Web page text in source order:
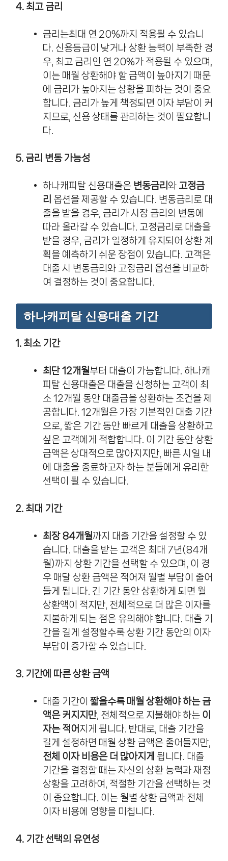
4. 최고 금리
금리는최대 연 20%까지 적용될 수 있습니
다. 신용등급이 낮거나 상환 능력이 부족한 경
우, 최고 금리인 연 20%가 적용될 수 있으며,
이는 매월 상환해야 할 금액이 높아지기 때문
에 금리가 높아지는 상황을 피하는 것이 중요
합니다. 금리가 높게 책정되면 이자 부담이 커
지므로, 신용 상태를 관리하는 것이 필요합니
다.
5. 금리 변동 가능성
하나캐피탈 신용대출은 변동금리 와 고정금
리 옵션을 제공할 수 있습니다. 변동금리로 대
출을 받을 경우, 금리가 시장 금리의 변동에
따라 올라갈 수 있습니다. 고정금리로 대출을
받을 경우, 금리가 일정하게 유지되어 상환 계
획을 예측하기 쉬운 장점이 있습니다. 고객은
대출 시 변동금리와 고정금리 옵션을 비교하
여 결정하는 것이 중요합니다.
하나캐피탈 신용대출 기간
1. 최소 기간
최단 12개월부터 대출이 가능합니다. 하나캐
피탈 신용대출은 대출을 신청하는 고객이 최
소 12개월 동안 대출금을 상환하는 조건을 제
공합니다. 12개월은 가장 기본적인 대출 기간
으로, 짧은 기간 동안 빠르게 대출을 상환하고
싶은 고객에게 적합합니다. 이 기간 동안 상환
금액은 상대적으로 많아지지만, 빠른 시일 내
에 대출을 종료하고자 하는 분들에게 유리한
선택이 될 수 있습니다.
2. 최대 기간
최장 84개월까지 대출 기간을 설정할 수 있
습니다. 대출을 받는 고객은 최대 7년(84개
월)까지 상환 기간을 선택할 수 있으며, 이 경
우 매달 상환 금액은 적어져 월별 부담이 줄어
들게 됩니다. 긴 기간 동안 상환하게 되면 월
상환액이 적지만, 전체적으로 더 많은 이자를
지불하게 되는 점은 유의해야 합니다. 대출 기
간을 길게 설정할수록 상환 기간 동안의 이자
부담이 증가할 수 있습니다.
3. 기간에 따른 상환 금액
대출 기간이 짧을수록 매월 상환해야 하는 금
액은 커지지만, 전체적으로 지불해야 하는 이
자는 적어 지게 됩니다. 반대로, 대출 기간을
길게 설정하면 매월 상환 금액은 줄어들지만,
전체 이자 비용은 더 많아지게 됩니다. 대출
기간을 결정할 때는 자신의 상환 능력과 재정
상황을 고려하여, 적절한 기간을 선택하는 것
이 중요합니다. 이는 월별 상환 금액과 전체
이자 비용에 영향을 미칩니다.
4. 기간 선택의 유연성